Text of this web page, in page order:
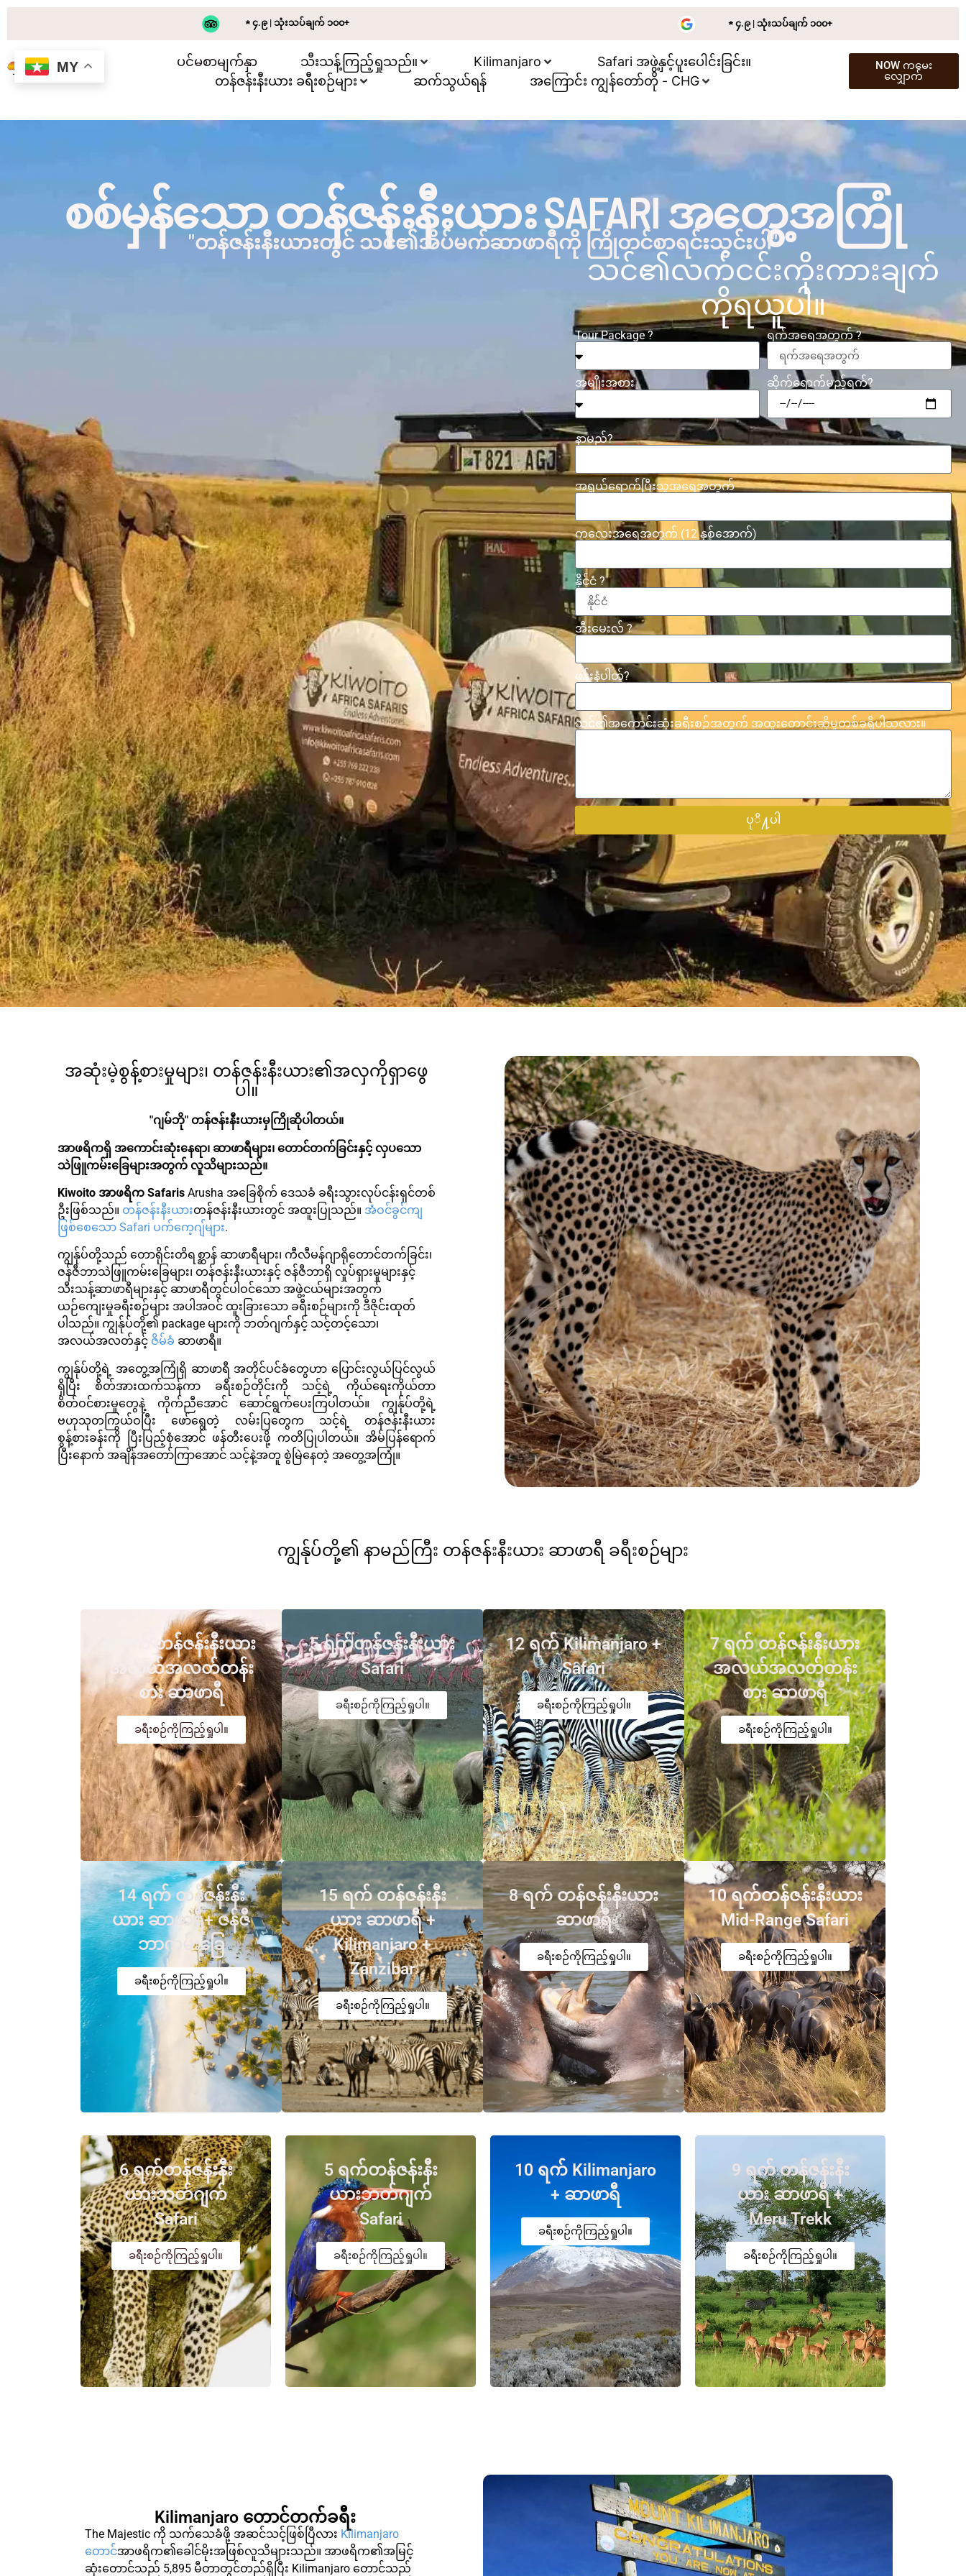
★ ၄.၉ | သုံးသပ်ချက် ၁၀၀+ ★ ၄.၉ | သုံးသပ်ချက် ၁၀၀+
ပင်မစာမျက်နှာ သီးသန့်ကြည့်ရှုသည်။ Kilimanjaro
Safari အဖွဲ့နှင့်ပူးပေါင်းခြင်း။
တန်ဇန်းနီးယား ခရီးစဉ်များ
ဆက်သွယ်ရန် အကြောင်း ကျွန်တော်တို - CHG
NOW ကမေး
လျှောက်
စစ်မှန်သော တန်ဇန်းနီးယား SAFARI အတွေ့အကြုံ
"တန်ဇန်းနီးယားတွင် သင်၏အိပ်မက်ဆာဖာရီကို ကြိုတင်စာရင်းသွင်းပါ"
သင်၏လက်ငင်းကိုးကားချက်
ကိုရယူပါ။
Tour Package ? ရက်အရေအတွက် ?
အမျိုးအစား ဆိုက်ရောက်မည့်ရက်?
နာမည်?
အရွယ်ရောက်ပြီးသူအရေအတွက်
ကလေးအရေအတွက် (12 နှစ်အောက်)
နိုင်ငံ ?
အီးမေးလ် ?
ဖုန်းနံပါတ်?
သင်၏အကောင်းဆုံးခရီးစဉ်အတွက် အထူးတောင်းဆိုမှုတစ်ခုရှိပါသလား။
ပုိ႔ပါ
Alternative:
အဆုံးမဲ့စွန့်စားမှုများ၊ တန်ဇန်းနီးယား၏အလှကိုရှာဖွေ
ပါ။
"ဂျမ်ဘို" တန်ဇန်းနီးယားမှကြိုဆိုပါတယ်။
အာဖရိကရှိ အကောင်းဆုံးနေရာ၊ ဆာဖာရီများ၊ တောင်တက်ခြင်းနှင့် လှပသော
သဲဖြူကမ်းခြေများအတွက် လူသိများသည်။
Kiwoito အာဖရိက Safaris Arusha အခြေစိုက် ဒေသခံ ခရီးသွားလုပ်ငန်းရှင်တစ်
ဦးဖြစ်သည်။ တန်ဇန်းနီးယားတန်ဇန်းနီးယားတွင် အထူးပြုသည်။ အံဝင်ခွင်ကျ
ဖြစ်စေသော Safari ပက်ကေ့ဂျ်များ.
ကျွန်ုပ်တို့သည် တောရိုင်းတိရစ္ဆာန် ဆာဖာရီများ၊ ကီလီမန်ဂျာရိုတောင်တက်ခြင်း၊
ဇန်ဇီဘာသဲဖြူကမ်းခြေများ၊ တန်ဇန်းနီးယားနှင့် ဇန်ဇီဘာရှိ လှုပ်ရှားမှုများနှင့်
သီးသန့်ဆာဖာရီများနှင့် ဆာဖာရီတွင်ပါဝင်သော အဖွဲ့ငယ်များအတွက်
ယဉ်ကျေးမှုခရီးစဉ်များ အပါအဝင် ထူးခြားသော ခရီးစဉ်များကို ဒီဇိုင်းထုတ်
ပါသည်။ ကျွန်ုပ်တို့၏ package များကို ဘတ်ဂျက်နှင့် သင့်တင့်သော၊
အလယ်အလတ်နှင့် ဇိမ်ခံ ဆာဖာရီ။
ကျွန်ုပ်တို့ရဲ့ အတွေ့အကြုံရှိ ဆာဖာရီ အတိုင်ပင်ခံတွေဟာ ပြောင်းလွယ်ပြင်လွယ်
ရှိပြီး စိတ်အားထက်သန်ကာ ခရီးစဉ်တိုင်းကို သင့်ရဲ့ ကိုယ်ရေးကိုယ်တာ
စိတ်ဝင်စားမှုတွေနဲ့ ကိုက်ညီအောင် ဆောင်ရွက်ပေးကြပါတယ်။ ကျွန်ုပ်တို့ရဲ့
ဗဟုသုတကြွယ်ဝပြီး ဖော်ရွေတဲ့ လမ်းပြတွေက သင့်ရဲ့ တန်ဇန်းနီးယား
စွန့်စားခန်းကို ပြီးပြည့်စုံအောင် ဖန်တီးပေးဖို့ ကတိပြုပါတယ်။ အိမ်ပြန်ရောက်
ပြီးနောက် အချိန်အတော်ကြာအောင် သင့်နဲ့အတူ စွဲမြဲနေတဲ့ အတွေ့အကြုံ။
ကျွန်ုပ်တို့၏ နာမည်ကြီး တန်ဇန်းနီးယား ဆာဖာရီ ခရီးစဉ်များ
6 ရက် တန်ဇန်းနီးယား
အလယ်အလတ်တန်း
စား ဆာဖာရီ
ခရီးစဉ်ကိုကြည့်ရှုပါ။
5 ရက်တန်ဇန်းနီးယား
Safari
ခရီးစဉ်ကိုကြည့်ရှုပါ။
12 ရက် Kilimanjaro +
Safari
ခရီးစဉ်ကိုကြည့်ရှုပါ။
7 ရက် တန်ဇန်းနီးယား
အလယ်အလတ်တန်း
စား ဆာဖာရီ
ခရီးစဉ်ကိုကြည့်ရှုပါ။
14 ရက် တန်ဇန်းနီး
ယား ဆာဖာရီ+ ဇန်ဇီ
ဘာကမ်းခြေ
ခရီးစဉ်ကိုကြည့်ရှုပါ။
15 ရက် တန်ဇန်းနီး
ယား ဆာဖာရီ +
Kilimanjaro +
Zanzibar
ခရီးစဉ်ကိုကြည့်ရှုပါ။
8 ရက် တန်ဇန်းနီးယား
ဆာဖာရီ
ခရီးစဉ်ကိုကြည့်ရှုပါ။
10 ရက်တန်ဇန်းနီးယား
Mid-Range Safari
ခရီးစဉ်ကိုကြည့်ရှုပါ။
6 ရက်တန်ဇန်းနီး
ယားဘတ်ဂျက်
Safari
ခရီးစဉ်ကိုကြည့်ရှုပါ။
5 ရက်တန်ဇန်းနီး
ယားဘတ်ဂျက်
Safari
ခရီးစဉ်ကိုကြည့်ရှုပါ။
10 ရက် Kilimanjaro
+ ဆာဖာရီ
ခရီးစဉ်ကိုကြည့်ရှုပါ။
9 ရက် တန်ဇန်းနီး
ယား ဆာဖာရီ +
Meru Trekk
ခရီးစဉ်ကိုကြည့်ရှုပါ။
Kilimanjaro တောင်တက်ခရီး
The Majestic ကို သက်သေခံဖို့ အဆင်သင့်ဖြစ်ပြီလား Kilimanjaro
တောင်အာဖရိက၏ခေါင်မိုးအဖြစ်လူသိများသည်။ အာဖရိက၏အမြင့်
ဆုံးတောင်သည် 5,895 မီတာတွင်တည်ရှိပြီး Kilimanjaro တောင်သည်
MY